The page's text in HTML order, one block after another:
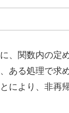
、関数内の定
ある処理で求
により、非再